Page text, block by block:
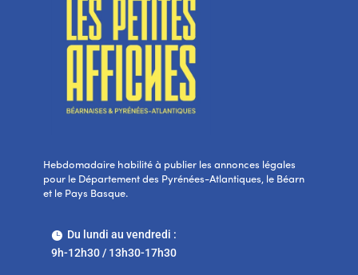
Hebdomadaire habilité à publier les annonces légales
pour le Département des Pyrénées-Atlantiques, le Béarn
et le Pays Basque.
Du lundi au vendredi :
9h-12h30 / 13h30-17h30